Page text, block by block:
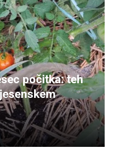
počitka: teh